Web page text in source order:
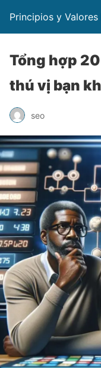
Principios y
Tổng hợp
thú vị bạn
seo